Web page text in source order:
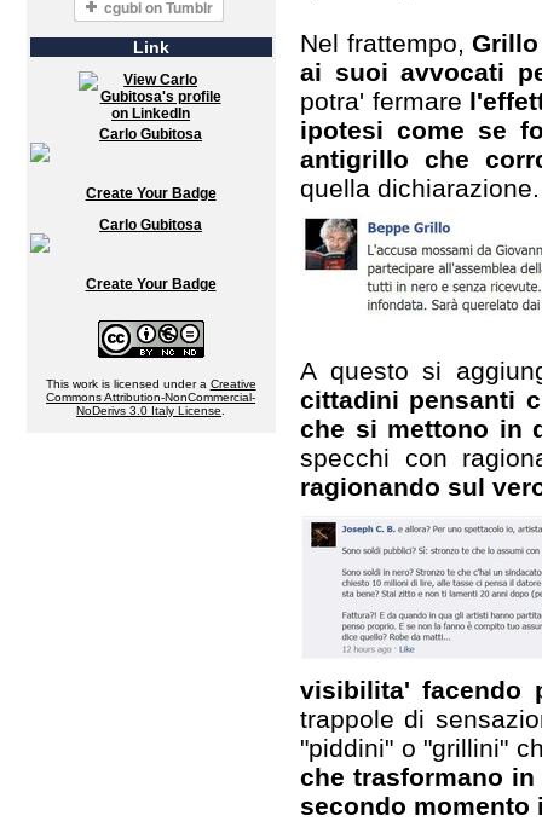
Link
Carlo Gubitosa
Create Your Badge
Carlo Gubitosa
Create Your Badge
This work is licensed under a Creative
Commons Attribution-NonCommercial-
NoDerivs 3.0 Italy License
Nel frattempo,
ai suoi avvocati
potra' fermare
ipotesi come se
antigrillo che
quella dichiarazione.
A questo si
cittadini pensanti
che si mettono in
specchi con
ragionando sul
visibilita' facendo
trappole di
"piddini" o "grillini"
che trasformano
secondo momento